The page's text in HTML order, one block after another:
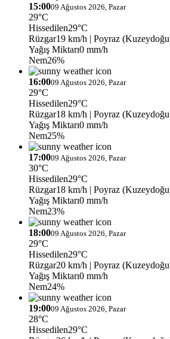
15:0009 Ağustos 2026, Pazar
29°C
Hissedilen29°C
Rüzgar19 km/h | Poyraz
Yağış Miktarı0 mm/h
Nem26%
16:0009 Ağustos 2026, Pazar
29°C
Hissedilen29°C
Rüzgar18 km/h | Poyraz
Yağış Miktarı0 mm/h
Nem25%
17:0009 Ağustos 2026, Pazar
30°C
Hissedilen29°C
Rüzgar18 km/h | Poyraz
Yağış Miktarı0 mm/h
Nem23%
18:0009 Ağustos 2026, Pazar
29°C
Hissedilen29°C
Rüzgar20 km/h | Poyraz
Yağış Miktarı0 mm/h
Nem24%
19:0009 Ağustos 2026, Pazar
28°C
Hissedilen29°C